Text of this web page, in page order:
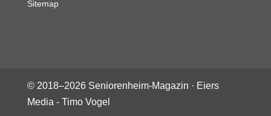
Sitemap
© 2018–2026Seniorenheim-Magazin · Eiers
Media - Timo Vogel